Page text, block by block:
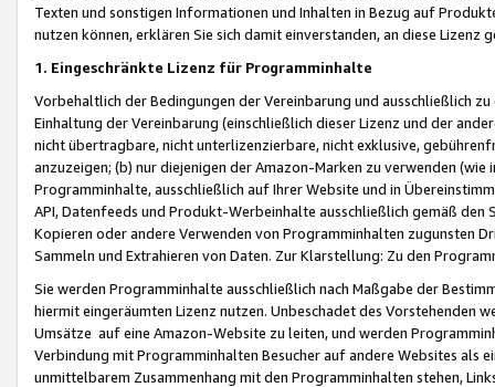
Texten und sonstigen Informationen und Inhalten in Bezug auf
nutzen können, erklären Sie sich damit einverstanden, an diese Lizenz
1. Eingeschränkte Lizenz für Programminhalte
Vorbehaltlich der Bedingungen der Vereinbarung und ausschließlich
Einhaltung der Vereinbarung (einschließlich dieser Lizenz und der
nicht übertragbare, nicht unterlizenzierbare, nicht exklusive,
anzuzeigen; (b) nur diejenigen der Amazon-Marken zu verwenden
Programminhalte, ausschließlich auf Ihrer Website und in
API, Datenfeeds und Produkt-Werbeinhalte ausschließlich gemäß
Kopieren oder andere Verwenden von Programminhalten zugunsten
Sammeln und Extrahieren von Daten. Zur Klarstellung: Zu den
Sie werden Programminhalte ausschließlich nach Maßgabe der
hiermit eingeräumten Lizenz nutzen. Unbeschadet des Vorstehenden
Umsätze auf eine Amazon-Website zu leiten, und werden
Verbindung mit Programminhalten Besucher auf andere Websites als
unmittelbarem Zusammenhang mit den Programminhalten stehen,